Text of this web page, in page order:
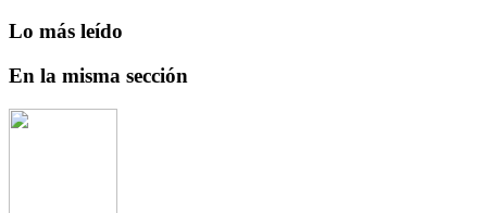
Lo más leído
En la misma sección